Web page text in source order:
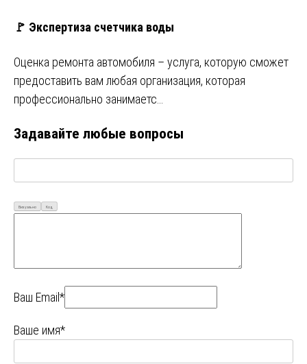
🚩 Экспертиза счетчика воды
Оценка ремонта автомобиля – услуга, которую сможет
предоставить вам любая организация, которая
профессионально занимаетс…
Задавайте любые вопросы
Визуально Код
Ваш Email*
Ваше имя*